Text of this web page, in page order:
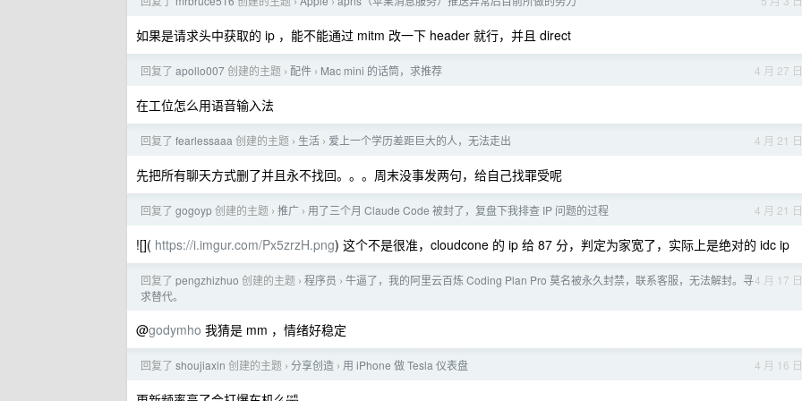
如果是请求头中获取的 ip ，能不能通过 mitm 改一下 header 就行，并且 direct
4 月 27 日
回复了 apollo007创建的主题 › 配件 › Mac mini 的话筒，求推荐
在工位怎么用语音输入法
4 月 21 日
回复了 fearlessaaa 创建的主题 › 生活 › 爱上一个学历差距巨大的人，无法走出
先把所有聊天方式删了并且永不找回。。。周末没事发两句，给自己找罪受呢
4 月 21 日
回复了 gogoyp创建的主题 › 推广 › 用了三个月 Claude Code 被封了，复盘下我排查 IP 问题的过程
![]( https://i.imgur.com/Px5zrzH.png) 这个不是很准，cloudcone 的 ip 给 87 分，判定为家宽了，实际上是绝对的 idc ip
4 月 17 日
回复了 pengzhizhuo 创建的主题 › 程序员 › 牛逼了，我的阿里云百炼 Coding Plan Pro 莫名被永久封禁，联系客服，无法解封。寻
求替代。
@godymho 我猜是 mm ，情绪好稳定
4 月 16 日
回复了 shoujiaxin 创建的主题 › 分享创造 › 用 iPhone 做 Tesla 仪表盘